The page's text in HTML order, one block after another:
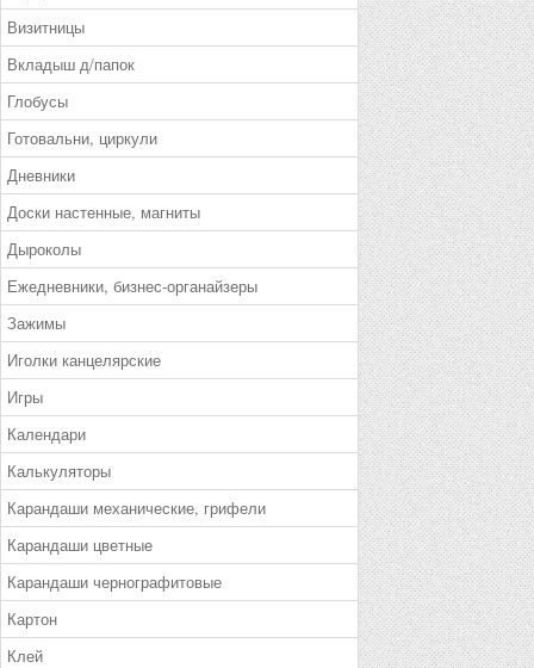
Визитницы
Вкладыш д/папок
Глобусы
Готовальни, циркули
Дневники
Доски настенные, магниты
Дыроколы
Ежедневники, бизнес-органайзеры
Зажимы
Иголки канцелярские
Игры
Календари
Калькуляторы
Карандаши механические, грифели
Карандаши цветные
Карандаши чернографитовые
Картон
Клей